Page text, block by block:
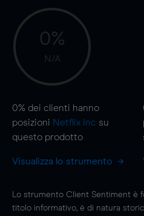
0%
N/A
0% dei clienti hanno
posizioni Netflix Inc su
questo prodotto
Visualizza lo strumento
Lo strumento Client Sentiment è
titolo informativo, è di natura